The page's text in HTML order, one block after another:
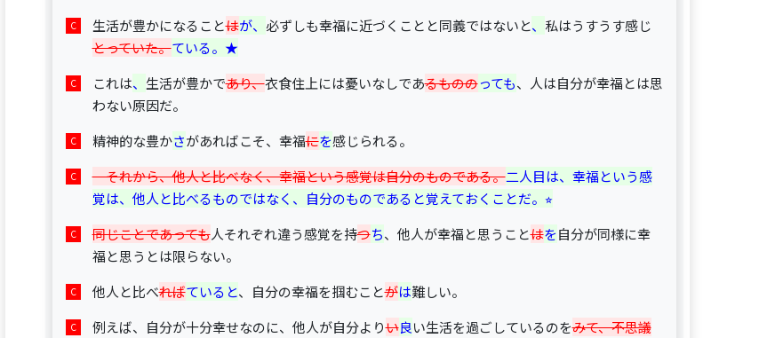
生活が豊かになることはが、 必ずしも幸福に近づくことと同義ではないと、 私はうすうす感じ
とっていた。ている。★
これは、 生活が豊かであり、衣食住上には憂いなしであるもののっても、人は自分が幸福とは思
わない原因だ。
精神的な豊かさがあればこそ、幸福にを感じられる。
それから、他人と比べなく、幸福という感覚は自分のものである。二人目は、幸福という感
覚は、他人と比べるものではなく、自分のものであると覚えておくことだ。⭐︎
同じことであっても人それぞれ違う感覚を持つち、他人が幸福と思うことはを自分が同様に幸
福と思うとは限らない。
他人と比べればていると、自分の幸福を掴むことがは難しい。
例えば、自分が十分幸せなのに、他人が自分よりい良い生活を過ごしているのをみて、不思議